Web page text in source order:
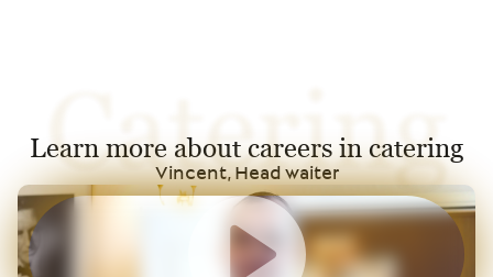
Catering
Learn more about careers in catering
Vincent, Head waiter